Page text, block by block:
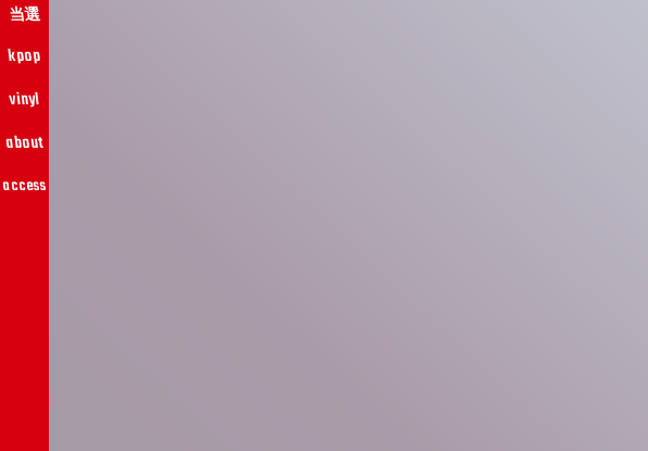
当選
kpop
vinyl
about
access